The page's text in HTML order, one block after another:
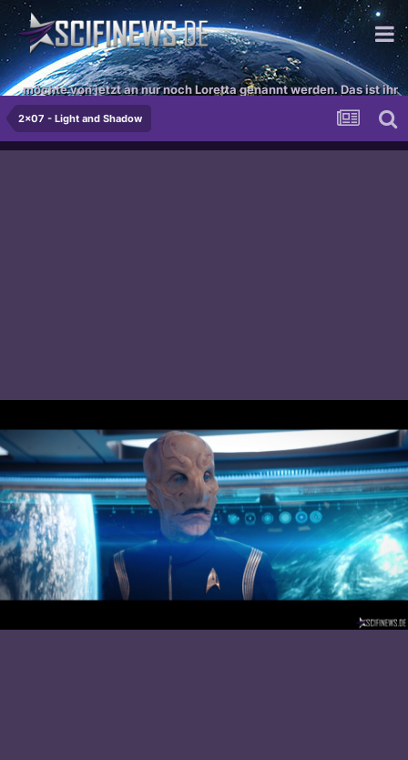
möchte von jetzt an nur noch Loretta genannt werden. Das ist ihr
Recht als Internetseite!
2x07 - Light and Shadow